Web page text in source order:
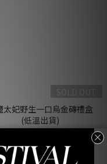
太妃野生一口烏金磚禮盒
(低溫出貨)